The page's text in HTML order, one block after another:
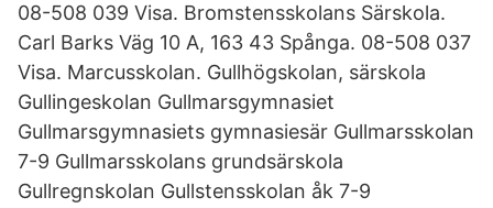
08-508 039 Visa. Bromstensskolans Särskola.
Carl Barks Väg 10 A, 163 43 Spånga. 08-508 037
Visa. Marcusskolan. Gullhögskolan, särskola
Gullingeskolan Gullmarsgymnasiet
Gullmarsgymnasiets gymnasiesär Gullmarsskolan
7-9 Gullmarsskolans grundsärskola
Gullregnskolan Gullstensskolan åk 7-9